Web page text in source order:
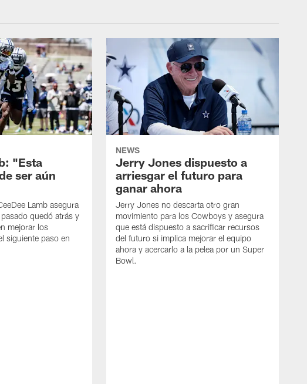
"Esta
ser aún
Lamb asegura
quedó atrás y
mejorar los
siguiente paso en
NEWS
Jerry Jones dispuesto a
arriesgar el futuro para
ganar ahora
Jerry Jones no descarta otro gran
movimiento para los Cowboys y asegura
que está dispuesto a sacrificar recursos
del futuro si implica mejorar el equipo
ahora y acercarlo a la pelea por un Super
Bowl.